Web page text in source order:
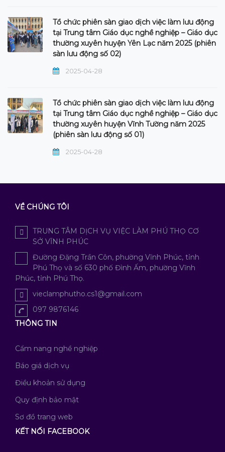
Tổ chức phiên sàn giao dịch việc làm lưu động
tại Trung tâm Giáo dục nghề nghiệp – Giáo dục
thường xuyên huyện Yên Lạc năm 2025 (phiên
sàn lưu động số 02)
2025-04-28
Tổ chức phiên sàn giao dịch việc làm lưu động
tại Trung tâm Giáo dục nghề nghiệp – Giáo dục
thường xuyên huyện Vĩnh Tường năm 2025
(phiên sàn lưu động số 01)
2025-04-28
VỀ CHÚNG TÔI
TRUNG TÂM DỊCH VỤ VIỆC LÀM PHÚ THỌ CƠ
SỞ VĨNH PHÚC
Đường Đặng Trần Côn, phường Vĩnh Phúc, tỉnh
Phú Thọ và số 630 phố Đình Ấm, phường Vĩnh
Phúc, tỉnh Phú Thọ.
vieclamphutho.cs1@gmail.com
097 9876146
THÔNG TIN
Cẩm nang nghề nghiệp
Báo giá dịch vụ
Điều khoản sử dụng
Quy định bảo mật
Sơ đồ trang web
KẾT NỐI FACEBOOK